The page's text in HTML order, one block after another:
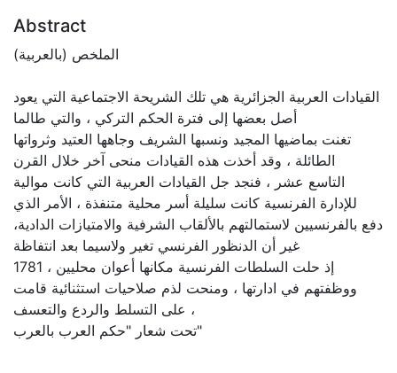
Abstract
الملخص (بالعربية)
القيادات العربية الجزائرية هي تلك الشريحة الاجتماعية التي يعود
أصل بعضها إلى فترة الحكم التركي ، والتي طالما
تغنت بماضيها المجيد ونسبها الشريف وجاهها العتيد وثرواتها
الطائلة ، وقد أخذت هذه القيادات منحى آخر خلال القرن
التاسع عشر ، فنجد جل القيادات العربية التي كانت موالية
للإدارة الفرنسية كانت سليلة أسر محلية متنفذة ، الأمر الذي
دفع بالفرنسيين لاستمالتهم بالألقاب الشرفية والامتيازات الدادية،
غير أن الدنظور الفرنسي تغير ولاسيما بعد انتفاظة
1781 ، إذ حلت السلطات الفرنسية مكانها أعوان محليين
ووظفتهم في ادارتها ، ومنحت لذم صلاحيات استثنائية قامت
على التسلط والردع والتعسف ،
تحت شعار "حكم العرب بالعرب"